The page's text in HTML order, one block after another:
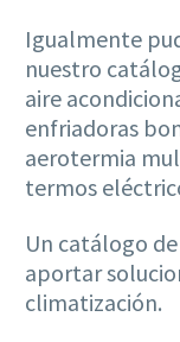
Igualmente
nuestro
aire
enfriadoras
aerotermia
termos
Un catálogo
aportar
climatización.